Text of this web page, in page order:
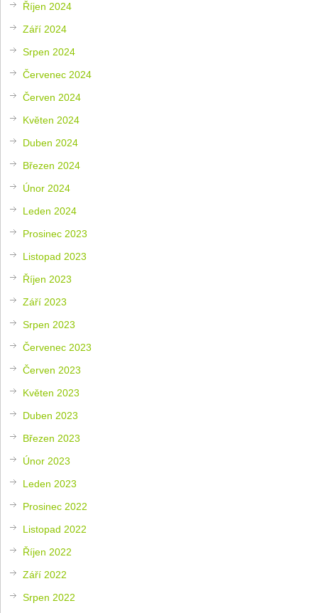
Říjen 2024
Září 2024
Srpen 2024
Červenec 2024
Červen 2024
Květen 2024
Duben 2024
Březen 2024
Únor 2024
Leden 2024
Prosinec 2023
Listopad 2023
Říjen 2023
Září 2023
Srpen 2023
Červenec 2023
Červen 2023
Květen 2023
Duben 2023
Březen 2023
Únor 2023
Leden 2023
Prosinec 2022
Listopad 2022
Říjen 2022
Září 2022
Srpen 2022